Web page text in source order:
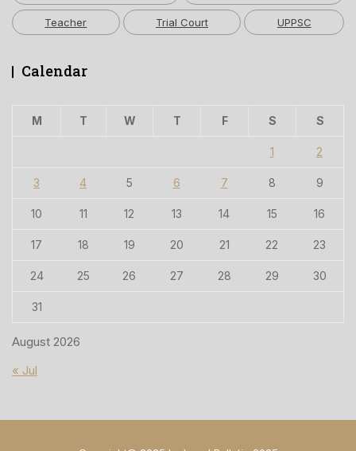
Teacher Trial Court UPPSC
Calendar
August 2026
M T W T F S S
1 2
3 4 5 6 7 8 9
10 11 12 13 14 15 16
17 18 19 20 21 22 23
24 25 26 27 28 29 30
31
« Jul